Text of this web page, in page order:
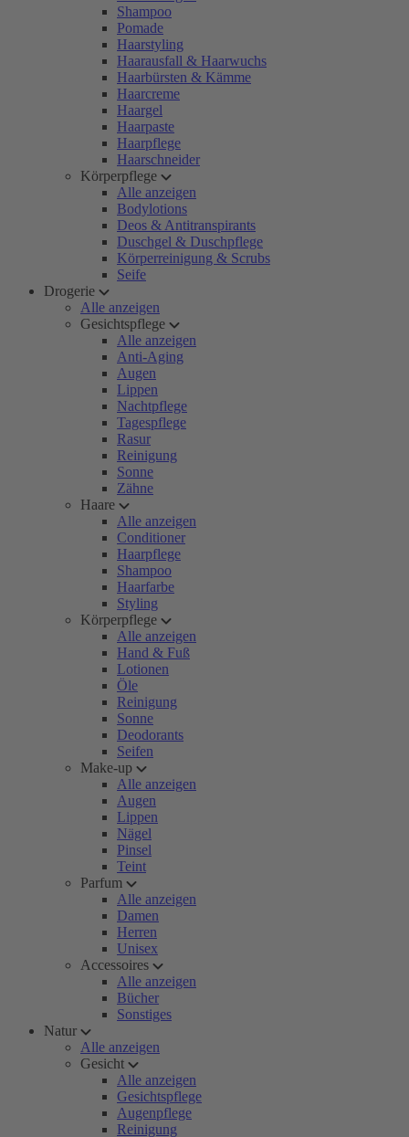
Shampoo
Pomade
Haarstyling
Haarausfall & Haarwuchs
Haarbürsten & Kämme
Haarcreme
Haargel
Haarpaste
Haarpflege
Haarschneider
Körperpflege
Alle anzeigen
Bodylotions
Deos & Antitranspirants
Duschgel & Duschpflege
Körperreinigung & Scrubs
Seife
Drogerie
Alle anzeigen
Gesichtspflege
Alle anzeigen
Anti-Aging
Augen
Lippen
Nachtpflege
Tagespflege
Rasur
Reinigung
Sonne
Zähne
Haare
Alle anzeigen
Conditioner
Haarpflege
Shampoo
Haarfarbe
Styling
Körperpflege
Alle anzeigen
Hand & Fuß
Lotionen
Öle
Reinigung
Sonne
Deodorants
Seifen
Make-up
Alle anzeigen
Augen
Lippen
Nägel
Pinsel
Teint
Parfum
Alle anzeigen
Damen
Herren
Unisex
Accessoires
Alle anzeigen
Bücher
Sonstiges
Natur
Alle anzeigen
Gesicht
Alle anzeigen
Gesichtspflege
Augenpflege
Reinigung